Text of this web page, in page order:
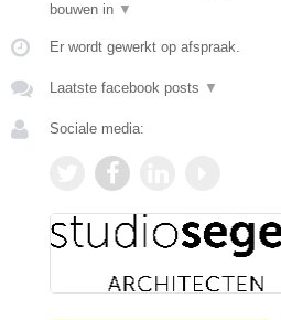
bouwen in ▼
Er wordt gewerkt op afspraak.
Laatste facebook posts ▼
Sociale media: